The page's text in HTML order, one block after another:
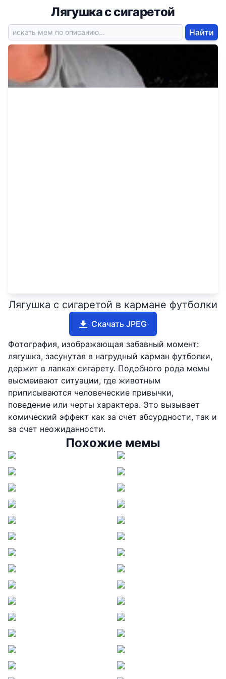
Лягушка с сигаретой
Найти
Лягушка с сигаретой в кармане футболки
Скачать JPEG
Фотография, изображающая забавный момент:
лягушка, засунутая в нагрудный карман футболки,
держит в лапках сигарету. Подобного рода мемы
высмеивают ситуации, где животным
приписываются человеческие привычки,
поведение или черты характера. Это вызывает
комический эффект как за счет абсурдности, так и
за счет неожиданности.
Похожие мемы